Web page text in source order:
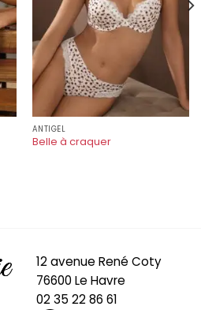
ANTIGEL
Belle à craquer
12 avenue René Coty
76600 Le Havre
02 35 22 86 61